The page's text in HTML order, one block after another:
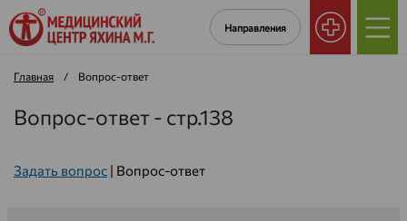
Направления
Главная / Вопрос-ответ
Вопрос-ответ - стр.138
Задать вопрос | Вопрос-ответ